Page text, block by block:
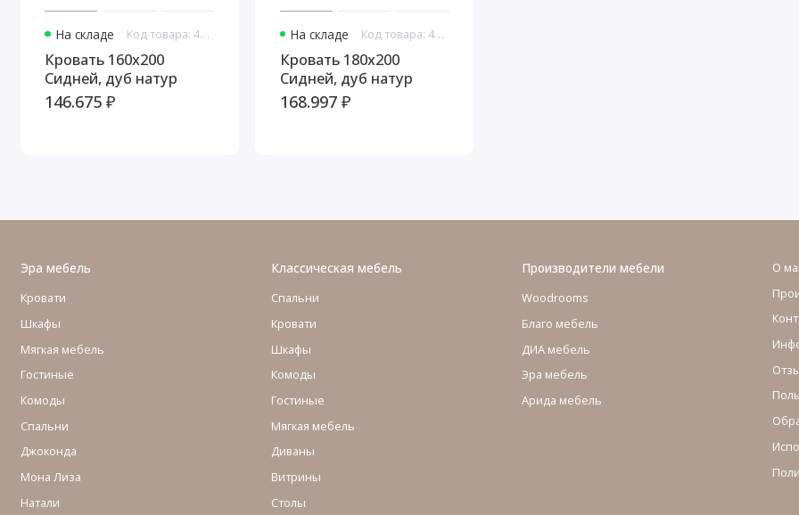
На складе Код товара: 44336
Кровать 160x200
Сидней, дуб натур
146.675 ₽
На складе Код товара: 44337
Кровать 180x200
Сидней, дуб натур
168.997 ₽
Эра мебель
Кровати
Шкафы
Мягкая мебель
Гостиные
Комоды
Cпальни
Джоконда
Мона Лиза
Натали
Классическая мебель
Спальни
Кровати
Шкафы
Комоды
Гостиные
Мягкая мебель
Диваны
Витрины
Столы
Производители мебели
Woodrooms
Благо мебель
ДИА мебель
Эра мебель
Арида мебель
О